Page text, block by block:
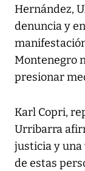
Hernández,
denuncia y
Montenegro
presionar
Karl Copri,
Urribarra
justicia y una
de estas